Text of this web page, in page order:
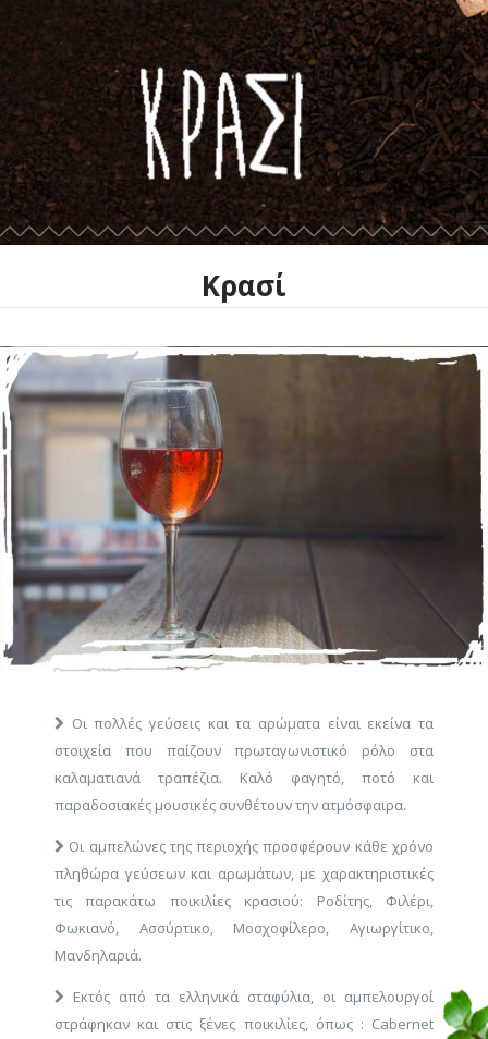
Κρασί
Οι πολλές γεύσεις και τα αρώματα είναι εκείνα τα
στοιχεία που παίζουν πρωταγωνιστικό ρόλο στα
καλαματιανά τραπέζια. Καλό φαγητό, ποτό και
παραδοσιακές μουσικές συνθέτουν την ατμόσφαιρα.
Οι αμπελώνες της περιοχής προσφέρουν κάθε χρόνο
πληθώρα γεύσεων και αρωμάτων, με χαρακτηριστικές
τις παρακάτω ποικιλίες κρασιού: Ροδίτης, Φιλέρι,
Φωκιανό, Ασσύρτικο, Μοσχοφίλερο, Αγιωργίτικο,
Μανδηλαριά.
Εκτός από τα ελληνικά σταφύλια, οι αμπελουργοί
στράφηκαν και στις ξένες ποικιλίες, όπως : Cabernet